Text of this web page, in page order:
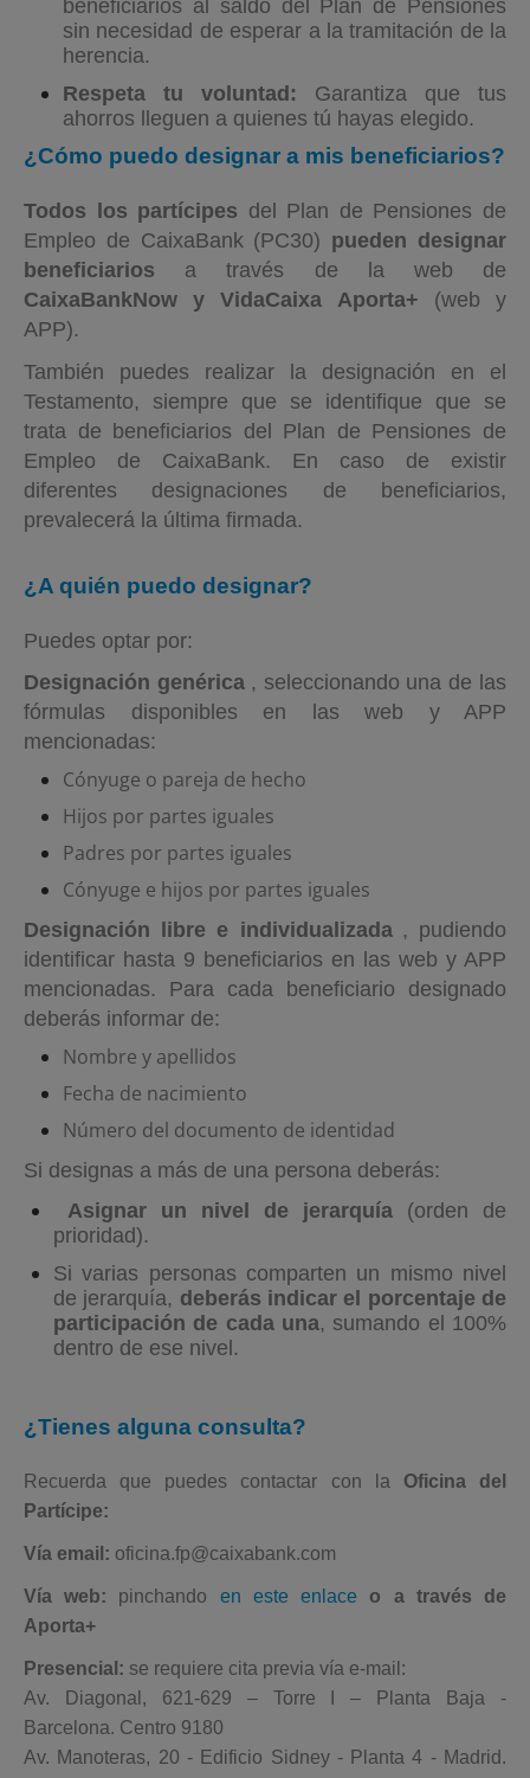
beneficiarios al saldo del Plan de Pensiones
sin necesidad de esperar a la tramitación de la
herencia.
Respeta tu voluntad:
Garantiza que tus
ahorros lleguen a quienes tú hayas elegido.
¿Cómo puedo designar a mis beneficiarios?
Todos los partícipes del Plan de Pensiones de
Empleo de CaixaBank (PC30) pueden designar
beneficiarios a través de la web de
CaixaBankNow y VidaCaixa Aporta+ (web y
APP).
También puedes realizar la designación en el
Testamento, siempre que se identifique que se
trata de beneficiarios del Plan de Pensiones de
Empleo de CaixaBank. En caso de existir
diferentes designaciones de beneficiarios,
prevalecerá la última firmada.
¿A quién puedo designar?
Puedes optar por:
Designación genérica , seleccionando una de las
fórmulas disponibles en las web y APP
mencionadas:
Cónyuge o pareja de hecho
Hijos por partes iguales
Padres por partes iguales
Cónyuge e hijos por partes iguales
Designación libre e individualizada , pudiendo
identificar hasta 9 beneficiarios en las web y APP
mencionadas. Para cada beneficiario designado
deberás informar de:
Nombre y apellidos
Fecha de nacimiento
Número del documento de identidad
Si designas a más de una persona deberás:
Asignar un nivel de jerarquía (orden de
prioridad).
Si varias personas comparten un mismo nivel
de jerarquía, deberás indicar el porcentaje de
participación de cada una, sumando el 100%
dentro de ese nivel.
¿Tienes alguna consulta?
Recuerda que puedes contactar con la Oficina del
Partícipe:
Vía email: oficina.fp@caixabank.com
Vía web: pinchando en este enlace
o a través de
Aporta+
Presencial: se requiere cita previa vía e-mail:
Av. Diagonal, 621-629 – Torre I – Planta Baja -
Barcelona. Centro 9180
Av. Manoteras, 20 - Edificio Sidney - Planta 4 - Madrid.